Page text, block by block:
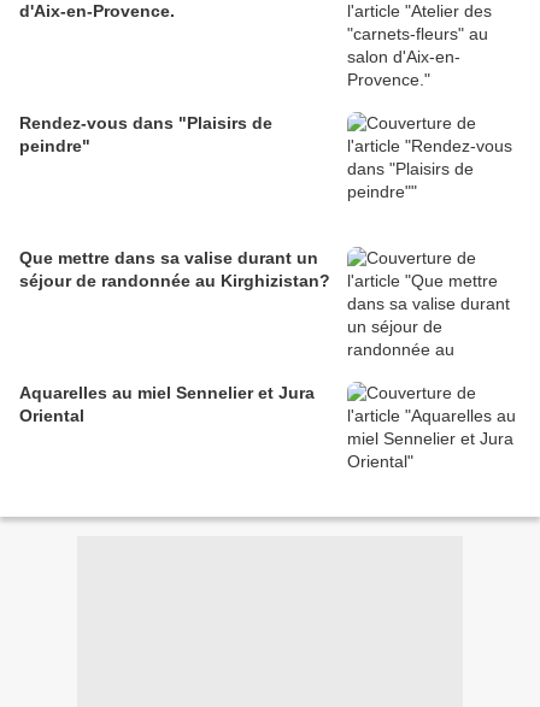
d'Aix-en-Provence.
Rendez-vous dans "Plaisirs de
peindre"
Que mettre dans sa valise durant un
séjour de randonnée au Kirghizistan?
Aquarelles au miel Sennelier et Jura
Oriental